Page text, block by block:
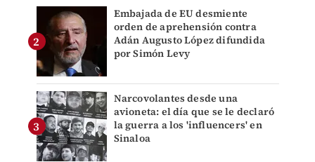
Embajada de EU desmiente
orden de aprehensión contra
Adán Augusto López difundida
por Simón Levy
Narcovolantes desde una
avioneta: el día que se le declaró
la guerra a los 'influencers' en
Sinaloa